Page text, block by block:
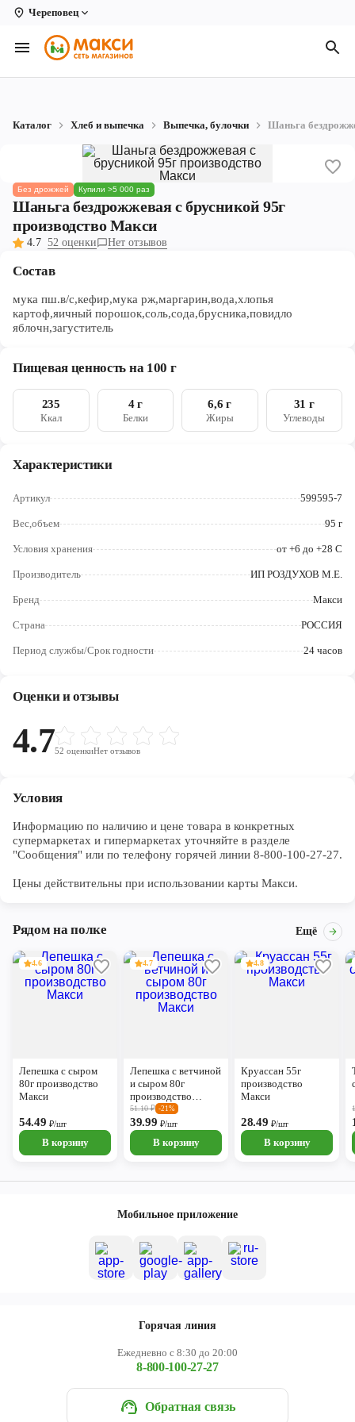
Череповец
Вологда
Архангельск
Коряжма
Котлас
Новодвинск
Рыбинск
Северодвинск
Череповец
Ярославль
Каталог Хлеб и выпечка Выпечка, булочки Шаньга
Без дрожжей Купили >5 000 раз
Шаньга бездрожжевая с брусникой 95г
производство Макси
4.7 52 оценки Нет отзывов
Состав
мука пш.в/с,кефир,мука рж,маргарин,вода,хлопья
картоф,яичный порошок,соль,сода,брусника,повидло
яблочн,загуститель
Пищевая ценность на 100 г
235
Ккал
4 г
Белки
6,6 г
Жиры
31 г
Углеводы
Характеристики
Артикул 599595-7
Вес,объем 95 г
Условия хранения от +6 до +28 С
Производитель ИП РОЗДУХОВ М.Е.
Бренд Макси
Страна РОССИЯ
Период службы/Срок годности 24 часов
Оценки и отзывы
4.752 оценкиНет отзывов
Условия
Информацию по наличию и цене товара в конкретных
супермаркетах и гипермаркетах уточняйте в разделе
"Сообщения" или по телефону горячей линии 8-800-100-27-27.
Цены действительны при использовании карты Макси.
Рядом на полке Ещё
4.6
Лепешка с сыром
80г производство
Макси
54.49₽/шт
В корзину
4.7
Лепешка с ветчиной
и сыром 80г
производство
Макси
51.10₽ -21%
39.99₽/шт
В корзину
4.8
Круассан 55г
производство
Макси
28.49₽/шт
В корзину
Мобильное приложение
Горячая линия
Ежедневно с 8:30 до 20:00
8-800-100-27-27
Обратная связь